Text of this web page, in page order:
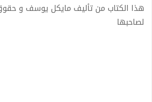
هذا الكتاب من تأليف مايكل يوسف و
لصاحبها